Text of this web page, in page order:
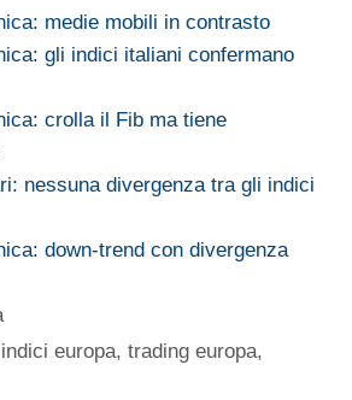
medie mobili in contrasto
gli indici italiani confermano
crolla il Fib ma tiene
nessuna divergenza tra gli indici
down-trend con divergenza
indici europa,trading europa,